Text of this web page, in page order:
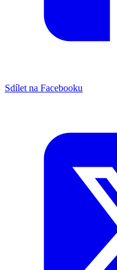
Sdílet na Facebooku